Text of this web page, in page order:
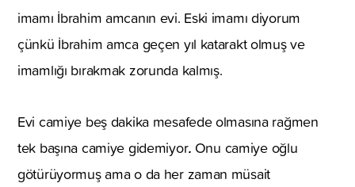
imamı İbrahim amcanın evi. Eski imamı diyorum
çünkü İbrahim amca geçen yıl katarakt olmuş ve
imamlığı bırakmak zorunda kalmış.
Evi camiye beş dakika mesafede olmasına rağmen
tek başına camiye gidemiyor. Onu camiye oğlu
götürüyormuş ama o da her zaman müsait